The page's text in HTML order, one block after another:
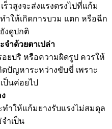
วสูงจะส่งแรงตรงไปที่แก้ม
ำให้เกิดการบวม แตก หรือฉีก
งดูปกติ
จำด้วยตาเปล่า
ยปริ หรือความผิดรูป ควรให้
ปัญหาระหว่างขับขี่ เพราะ
ป็นค่อยไป
ำให้แก้มยางรับแรงไม่สมดุล
ำเป็น